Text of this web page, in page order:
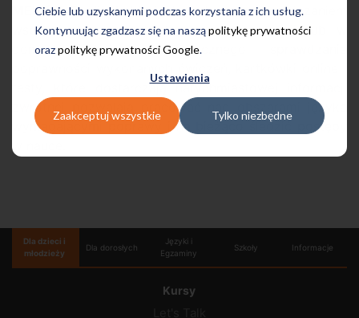
Ciebie lub uzyskanymi podczas korzystania z ich usług.
Kontynuując zgadzasz się na nasząpolitykę prywatności
orazpolitykę prywatności Google.
Ustawienia
Zaakceptuj wszystkie Tylko niezbędne
MEL (MyEnglishLab)jest doskonałym rozwiązaniem
wspierającym samodzielną naukę na lekcji lub w
domu. Funkcja automatycznego sprawdzania
testy, które dostarczają natychmiastowej informacji
zwrotnej pozwalają pracować nad obszarami języka
wymagającymi poprawy i na bieżąco śledzić postępy
w nauce.
Kursy
Dla dzieci i
młodzieży
Dla dorosłych
Języki i
Egzaminy
Szkoły Informacje